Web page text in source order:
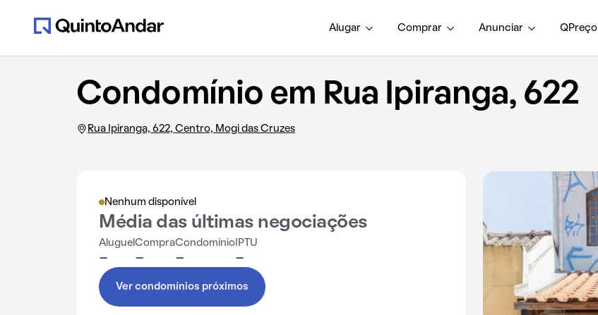
Alugar Comprar Anunciar QPreço
Condomínio em Rua Ipiranga, 622
Rua Ipiranga, 622, Centro, Mogi das Cruzes
Nenhum disponível
Média das últimas negociações
Aluguel
-
Compra
-
Condomínio
-
IPTU
-
Ver condomínios próximos